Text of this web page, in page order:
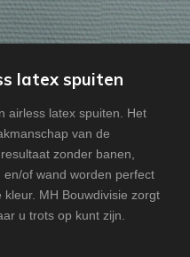
latex spuiten
airless latex spuiten. Het
van de
zonder banen,
of wand worden perfect
MH Bouwdivisie zorgt
u trots op kunt zijn.